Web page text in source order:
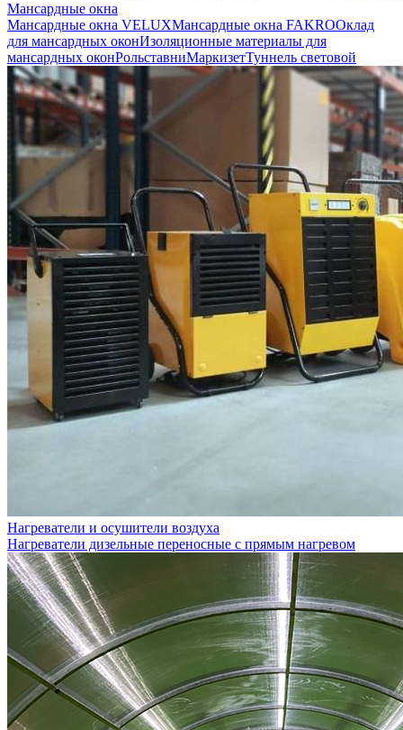
Мансардные окна
Мансардные окна VELUXМансардные окна FAKROОклад
для мансардных оконИзоляционные материалы для
мансардных оконРольставниМаркизетТуннель световой
Нагреватели и осушители воздуха
Нагреватели дизельные переносные с прямым нагревом